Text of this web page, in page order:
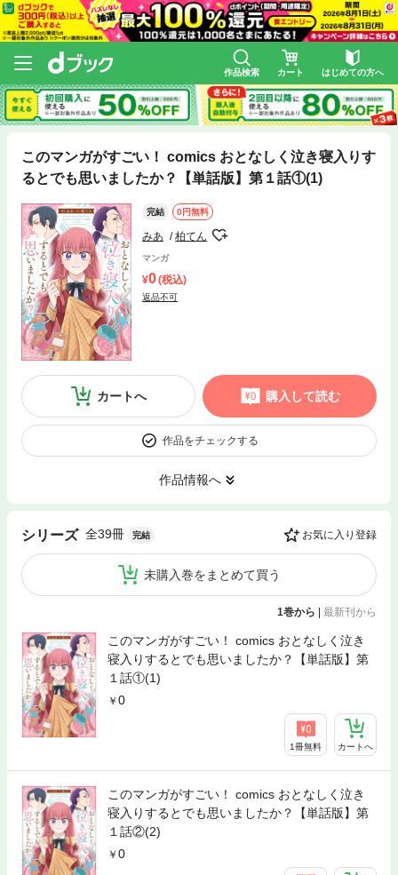
作品検索 カート はじめての方へ
このマンガがすごい！ comics おとなしく泣き寝入りす
るとでも思いましたか？【単話版】第１話①(1)
完結 0円無料
みあ 柏てん
マンガ
0(税込)
返品不可
カートへ 購入して読む
作品をチェックする
作品情報へ
シリーズ 全39冊 完結 お気に入り登録
未購入巻をまとめて買う
1巻から | 最新刊から
このマンガがすごい！ comics おとなしく泣き
寝入りするとでも思いましたか？【単話版】第
１話①(1)
0
1冊無料 カートへ
このマンガがすごい！ comics おとなしく泣き
寝入りするとでも思いましたか？【単話版】第
１話②(2)
0